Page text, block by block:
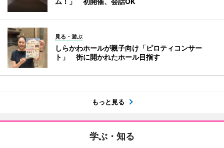
見る・遊ぶ
しらかわホールが親子向け「ピロティコンサー
ト」 街に開かれたホール目指す
もっと見る
学ぶ・知る